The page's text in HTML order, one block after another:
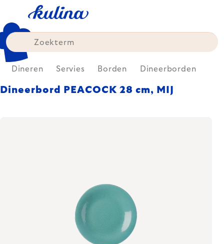
content
Dineren Servies Borden Dineerborden
Dineerbord PEACOCK 28 cm, MIJ